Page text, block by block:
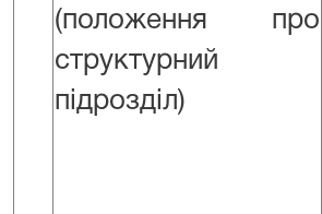
(положення про
структурний
підрозділ)